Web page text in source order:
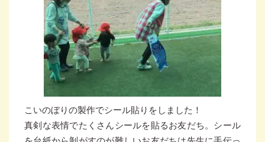
こいのぼりの製作でシール貼りをしました！
真剣な表情でたくさんシールを貼るお友だち。シール